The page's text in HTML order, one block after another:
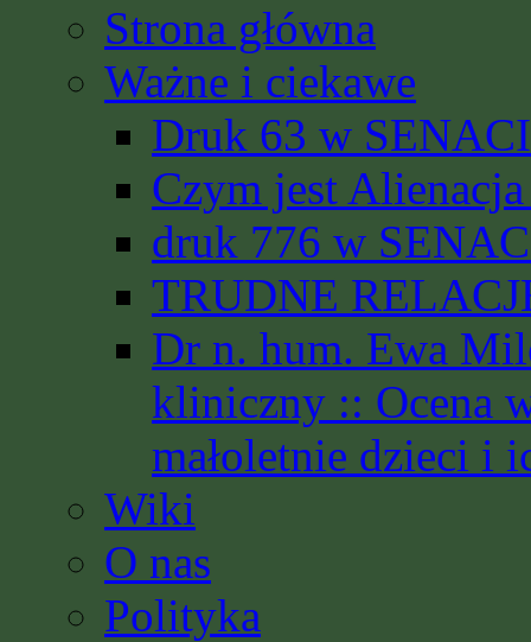
Strona główna
Ważne i ciekawe
Druk 63 w
Czym jest
druk 776 w
TRUDNE
Dr n. hum. Ewa
kliniczny :: Ocena
małoletnie dzieci i
Wiki
O nas
Polityka